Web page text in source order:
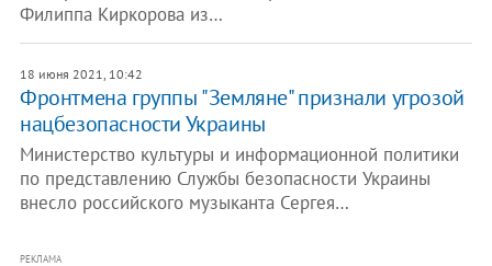
Филиппа Киркорова из…
18 июня 2021, 10:42
Фронтмена группы "Земляне" признали угрозой
нацбезопасности Украины
Министерство культуры и информационной политики
по представлению Службы безопасности Украины
внесло российского музыканта Сергея…
РЕКЛАМА